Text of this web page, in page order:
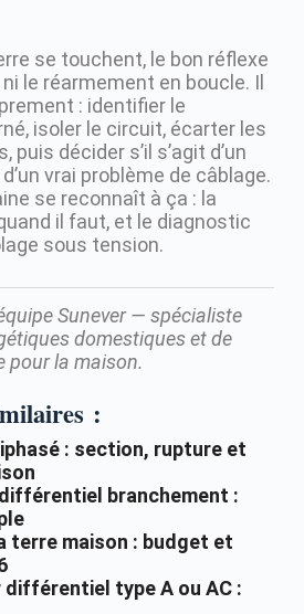
se touchent, le bon réflexe
ni le réarmement en boucle. Il
: identifier le
isoler le circuit, écarter les
puis décider s’il s’agit d’un
vrai problème de câblage.
se reconnaît à ça : la
il faut, et le diagnostic
sous tension.
Sunever — spécialiste
domestiques et de
pour la maison.
:
: section, rupture et
branchement :
terre maison : budget et
type A ou AC :